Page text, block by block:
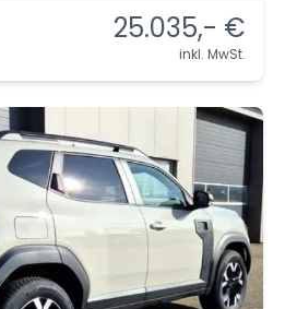
25.035,- €
inkl. MwSt.